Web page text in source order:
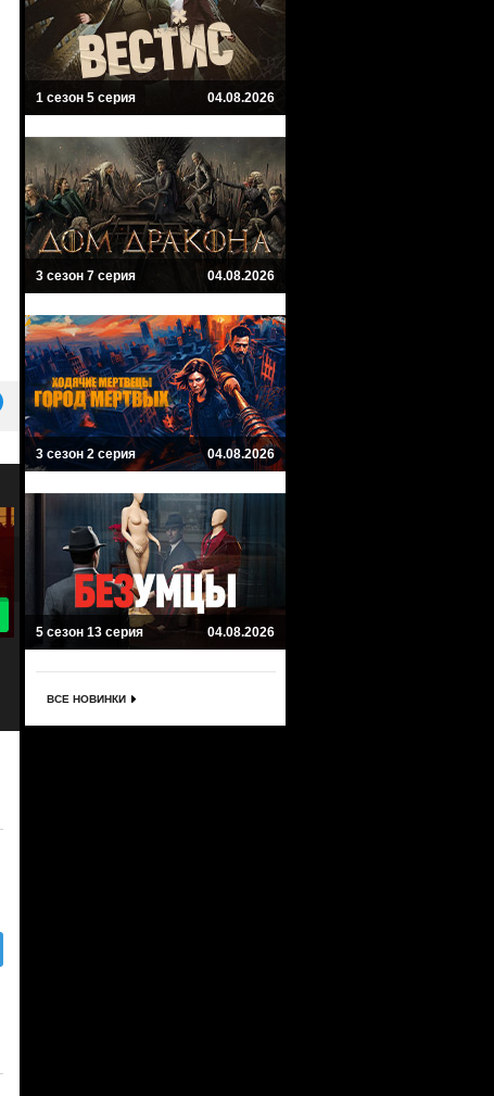
7.1
Туман
The Mist
Драма, Фантастика, Ужасы
Касл-Рок
1 сезон 5 серия 04.08.2026
3 сезон 7 серия 04.08.2026
3 сезон 2 серия 04.08.2026
5 сезон 13 серия 04.08.2026
ВСЕ НОВИНКИ